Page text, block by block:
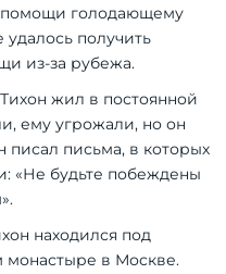
помощи голодающему
удалось получить
из-за рубежа.
жил в постоянной
ему угрожали, но он
письма, в которых
«Не будьте побеждены
находился под
в Москве.